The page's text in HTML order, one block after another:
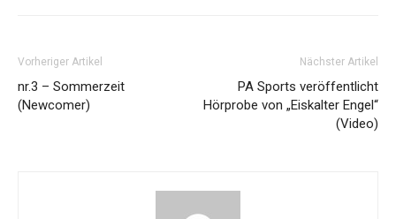
Vorheriger Artikel
nr.3 – Sommerzeit
(Newcomer)
Nächster Artikel
PA Sports veröffentlicht
Hörprobe von „Eiskalter Engel“
(Video)